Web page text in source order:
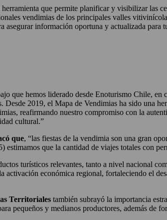
herramienta que permite planificar y visibilizar las
vendimias de los principales valles
asegurar información oportuna y actualizada para
que hemos liderado desde Enoturismo Chile,
2019, el Mapa de Vendimias ha sido una
reafirmando nuestro compromiso con la
cultural.”
que, “las fiestas de la vendimia son una gran
que la cantidad de viajes totales con
turísticos relevantes, tanto a nivel nacional
activación económica regional, fortaleciendo el
Territoriales también subrayó la importancia
pequeños y medianos productores, además de